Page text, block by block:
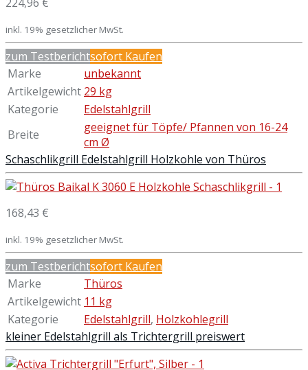
inkl. 19% gesetzlicher MwSt.
zum Testberichtsofort Kaufen
Marke
unbekannt
Artikelgewicht 29 kg
Kategorie
Edelstahlgrill
Breite
geeignet für Töpfe/ Pfannen von 16-24
cm Ø
Schaschlikgrill Edelstahlgrill Holzkohle von Thüros
168,43 €
inkl. 19% gesetzlicher MwSt.
zum Testberichtsofort Kaufen
Marke
Thüros
Artikelgewicht 11 kg
Kategorie
Edelstahlgrill, Holzkohlegrill
kleiner Edelstahlgrill als Trichtergrill preiswert